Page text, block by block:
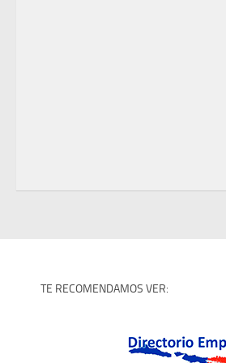
TE RECOMENDAMOS VER: